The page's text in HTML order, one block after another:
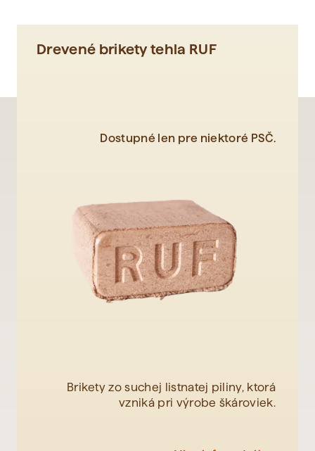
Drevené brikety tehla RUF
Dostupné len pre niektoré PSČ.
Brikety zo suchej listnatej piliny, ktorá
vzniká pri výrobe škároviek.